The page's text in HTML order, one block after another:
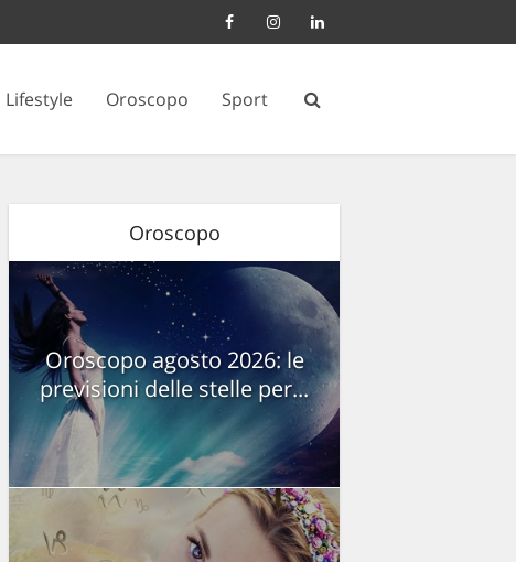
Lifestyle Oroscopo Sport
Oroscopo
Oroscopo agosto 2026: le
previsioni delle stelle per...